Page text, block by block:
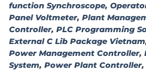
function Synchroscope,
Panel Voltmeter, Plant
Controller, PLC Programming
External C Lib Package Vietnam
Power Management Controller,
System, Power Plant Controller,